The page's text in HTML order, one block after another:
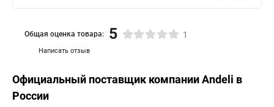
Написать отзыв
Общая оценка товара: 5 1
Официальный поставщик компанииAndeli в
России